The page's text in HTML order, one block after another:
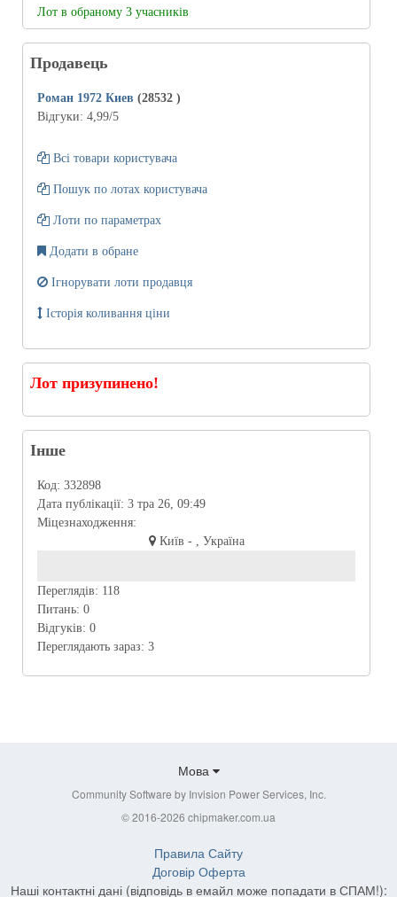
Лот в обраному 3 учасників
Продавець
Роман 1972 Киев (28532 )
Відгуки: 4,99/5
Всі товари користувача
Пошук по лотах користувача
Лоти по параметрах
Додати в обране
Ігнорувати лоти продавця
Історія коливання ціни
Лот призупинено!
Інше
Код: 332898
Дата публікації: 3 тра 26, 09:49
Міцезнаходження:
Київ - , Україна
Переглядів: 118
Питань: 0
Відгуків: 0
Переглядають зараз: 3
Мова
Community Software by Invision Power Services, Inc.
© 2016-2026 chipmaker.com.ua
Правила Сайту
Договір Оферта
Наші контактні дані (відповідь в емайл може попадати в СПАМ!):